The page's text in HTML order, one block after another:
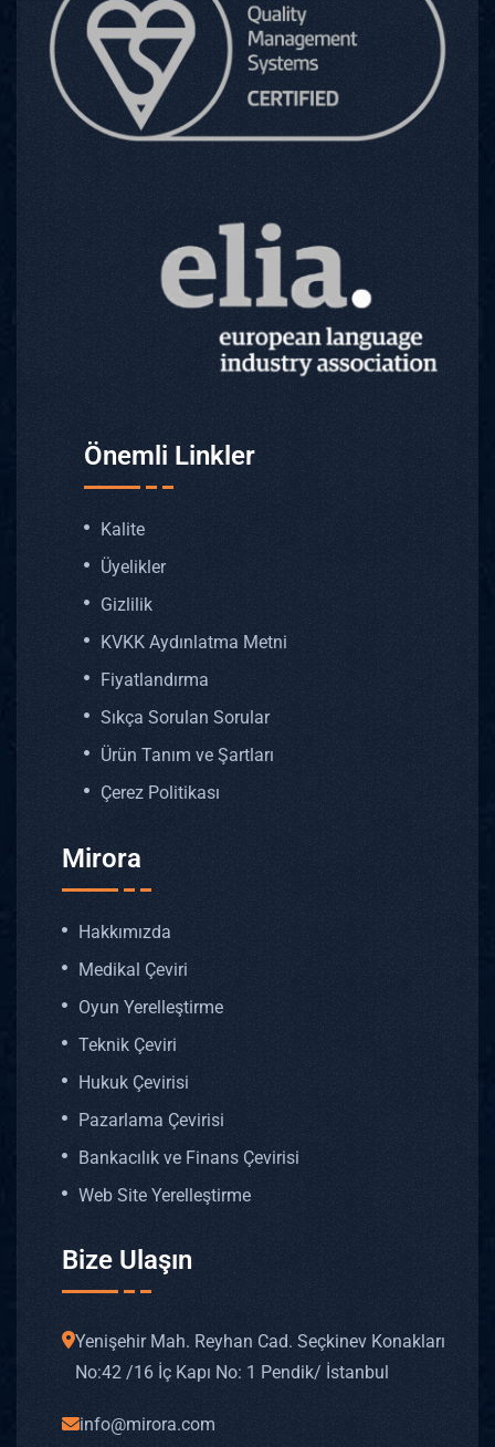
Önemli Linkler
Kalite
Üyelikler
Gizlilik
KVKK Aydınlatma Metni
Fiyatlandırma
Sıkça Sorulan Sorular
Ürün Tanım ve Şartları
Çerez Politikası
Mirora
Hakkımızda
Medikal Çeviri
Oyun Yerelleştirme
Teknik Çeviri
Hukuk Çevirisi
Pazarlama Çevirisi
Bankacılık ve Finans Çevirisi
Web Site Yerelleştirme
Bize Ulaşın
Yenişehir Mah. Reyhan Cad. Seçkinev Konakları
No: 42 /16 İç Kapı No: 1 Pendik/ İstanbul
info@mirora.com